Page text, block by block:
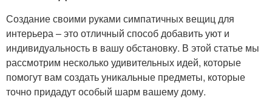
Создание своими руками симпатичных вещиц для
интерьера – это отличный способ добавить уют и
индивидуальность в вашу обстановку. В этой статье мы
рассмотрим несколько удивительных идей, которые
помогут вам создать уникальные предметы, которые
точно придадут особый шарм вашему дому.